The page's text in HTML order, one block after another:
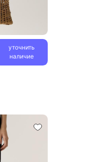
уточнить
наличие